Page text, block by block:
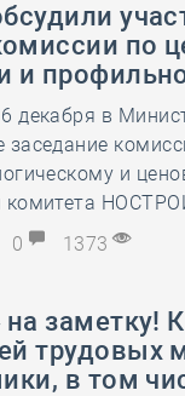
по
и
декабря в
заседание
и
комитета
0 1373
заметку!
трудовых
в том